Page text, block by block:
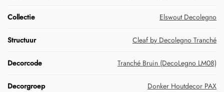
Collectie Elswout Decolegno
Structuur Cleaf by Decolegno Tranché
Decorcode Tranché Bruin (DecoLegno LM08)
Decorgroep Donker Houtdecor PAX